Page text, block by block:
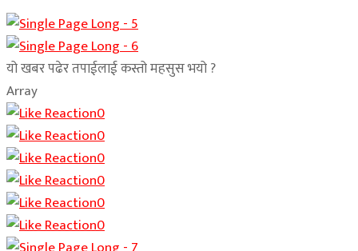
यो खबर पढेर तपाईलाई कस्तो महसुस भयो ?
Array
0
0
0
0
0
0